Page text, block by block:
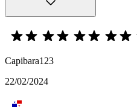
Capibara123
22/02/2024